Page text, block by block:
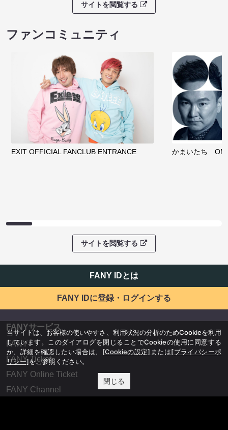
サイトを閲覧する
ファンコミュニティ
EXIT OFFICIAL FANCLUB ENTRANCE かまいたち
サイトを閲覧する
FANY IDとは
FANY IDに登録・ログインする
FANYサービス
FANY
FANY Ticket
FANY Online Ticket
FANY Channel
当サイトは、お客様の使いやすさ、利用状況の分析のためCookieを利用
しています。このダイアログを閉じることでCookieの使用に同意する
か、詳細を確認したい場合は、 [Cookieの設定] または[プライバシーポ
リシー]をご参照ください。
閉じる